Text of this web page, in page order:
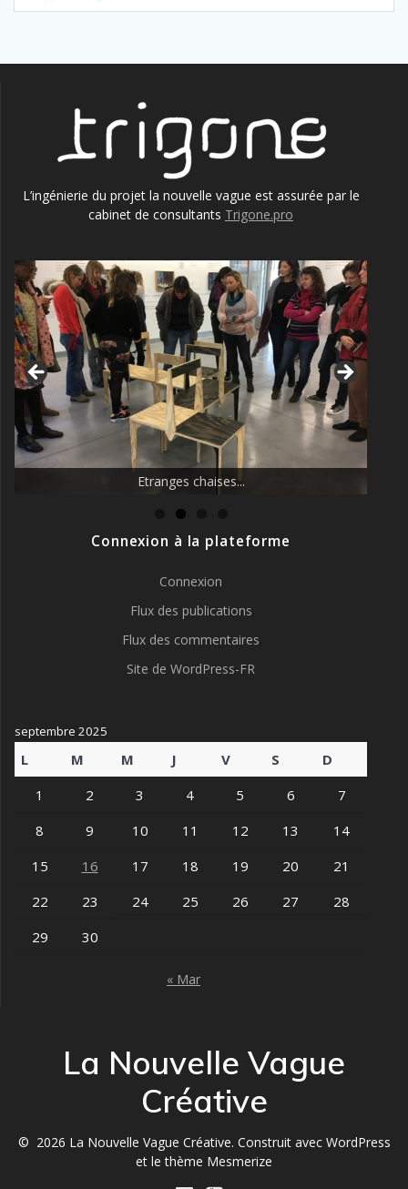
L’ingénierie du projet la nouvelle vague est assurée par le
cabinet de consultants Trigone.pro
Etranges chaises...
La nouvelle vague des éducatrices !
Connexion à la plateforme
Connexion
Flux des publications
Flux des commentaires
Site de WordPress-FR
septembre 2025
L M M J V S
D
1
2 3 4 5 6
7
8
9 10 11 12 13
14
15
16 17 18 19 20
21
22
23 24 25 26 27
28
29
30
« Mar
La Nouvelle Vague
Créative
© 2026 La Nouvelle Vague Créative. Construit avec WordPress
et lethème Mesmerize